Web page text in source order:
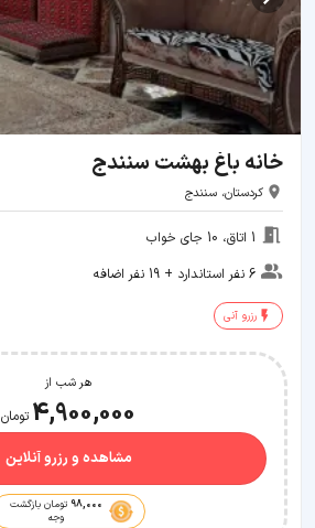
خانه باغ بهشت سنندج
کردستان، سنندج
1 اتاق، 10 جای خواب
6 نفر استاندارد + 19 نفر اضافه
رزرو آنی
هر شب از
4,900,000 تومان
مشاهده و رزرو آنلاین
98,000 تومان بازگشت
وجه